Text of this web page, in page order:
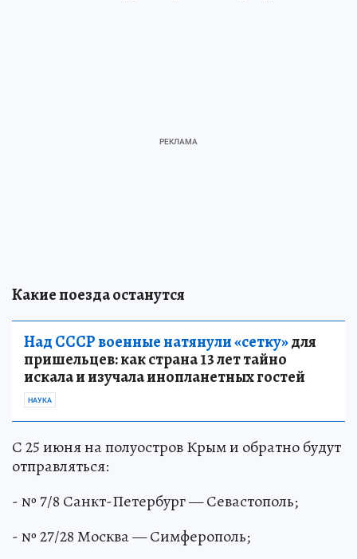
Какие поезда останутся
Над СССР военные натянули «сетку»для
пришельцев: как страна 13 лет тайно
искала и изучала инопланетных гостей
НАУКА
С 25 июня на полуостров Крым и обратно будут
отправляться:
- № 7/8 Санкт-Петербург — Севастополь;
- № 27/28 Москва — Симферополь;